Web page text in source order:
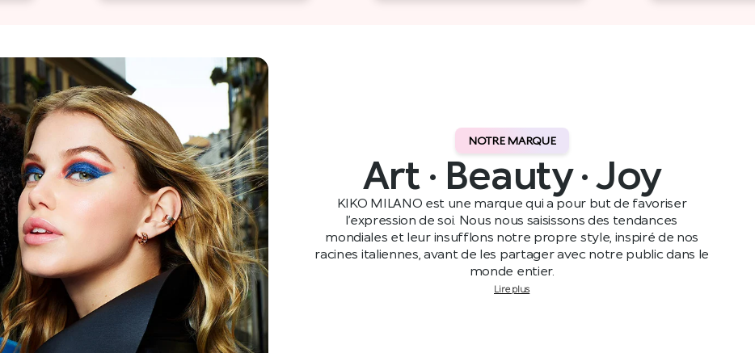
NOTRE MARQUE
Art · Beauty · Joy
KIKO MILANO est une marque qui a pour but de favoriser
l’expression de soi. Nous nous saisissons des tendances
mondiales et leur insufflons notre propre style, inspiré de nos
racines italiennes, avant de les partager avec notre public dans le
monde entier.
Lire plus